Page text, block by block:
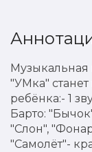
Музыкальная
"УМка"
ребёнка:- 1
Барто:
"Слон",
"Самолёт"-